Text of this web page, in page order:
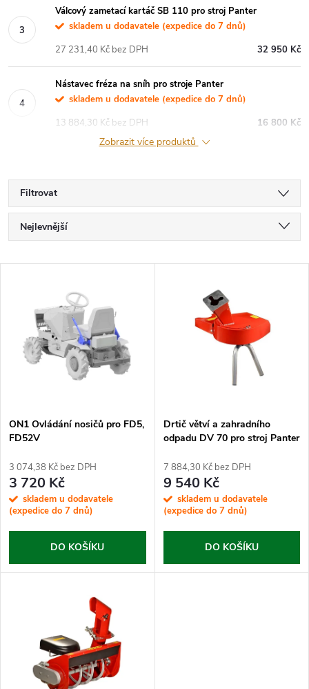
Válcový zametací kartáč SB 110 pro stroj Panter
skladem u dodavatele (expedice do 7 dnů)
32 950 Kč
27 231,40 Kč bez DPH
Nástavec fréza na sníh pro stroje Panter
skladem u dodavatele (expedice do 7 dnů)
16 800 Kč
13 884,30 Kč bez DPH
Zobrazit více produktů
Filtrovat
Ř
a
p
r
o
d
u
Nejlevnější
Abecedně
p
s
p
r
o
d
ON1 Ovládání nosičů pro FD5,
FD52V
3 074,38 Kč bez DPH
3 720 Kč
skladem u dodavatele
(expedice do 7 dnů)
DO KOŠÍKU
Drtič větví a zahradního
odpadu DV 70 pro stroj Panter
7 884,30 Kč bez DPH
9 540 Kč
skladem u dodavatele
(expedice do 7 dnů)
DO KOŠÍKU